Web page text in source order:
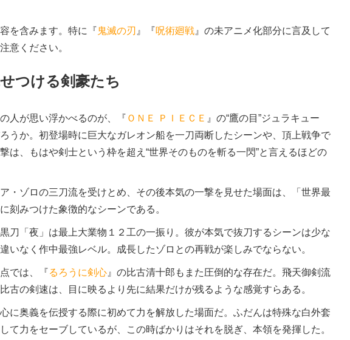
を含みます。特に『鬼滅の刃 』『呪術廻戦 』の未アニメ化部分に言及して
意ください。
つける剣豪たち
人が思い浮かべるのが、『 ＯＮＥ ＰＩＥＣＥ 』の“鷹の目”ジュラキュー
うか。初登場時に巨大なガレオン船を一刀両断したシーンや、頂上戦争で
は、もはや剣士という枠を超え“世界そのものを斬る一閃”と言えるほどの
・ゾロの三刀流を受けとめ、その後本気の一撃を見せた場面は、「世界最
刻みつけた象徴的なシーンである。
刀「夜」は最上大業物１２工の一振り。彼が本気で抜刀するシーンは少な
いなく作中最強レベル。成長したゾロとの再戦が楽しみでならない。
では、『るろうに剣心 』の比古清十郎もまた圧倒的な存在だ。飛天御剣流
古の剣速は、目に映るより先に結果だけが残るような感覚すらある。
に奥義を伝授する際に初めて力を解放した場面だ。ふだんは特殊な白外套
て力をセーブしているが、この時ばかりはそれを脱ぎ、本領を発揮した。